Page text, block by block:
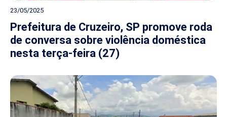
23/05/2025
Prefeitura de Cruzeiro, SP promove roda
de conversa sobre violência doméstica
nesta terça-feira (27)